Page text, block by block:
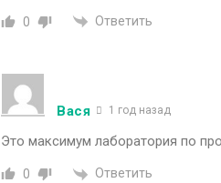
0 Ответить
Вася 1 год назад
Это максимум лаборатория по
0 Ответить